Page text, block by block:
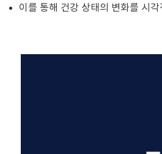
이를 통해 건강 상태의 변화를 시